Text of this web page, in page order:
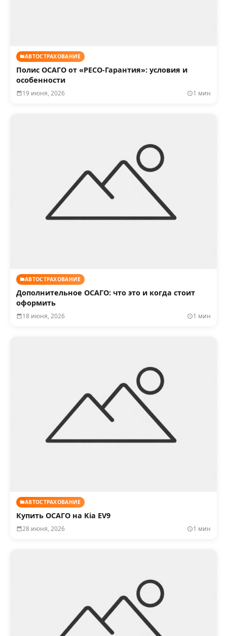
АВТОСТРАХОВАНИЕ
Полис ОСАГО от «РЕСО‑Гарантия»: условия и
особенности
19 июня, 2026 1 мин
АВТОСТРАХОВАНИЕ
Дополнительное ОСАГО: что это и когда стоит
оформить
18 июня, 2026 1 мин
АВТОСТРАХОВАНИЕ
Купить ОСАГО на Kia EV9
28 июня, 2026 1 мин